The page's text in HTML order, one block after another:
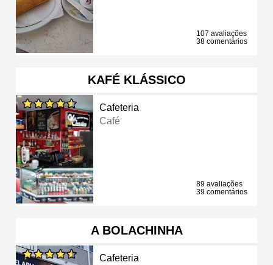
107 avaliações
38 comentários
KAFÉ KLÁSSICO
Cafeteria
Café
89 avaliações
39 comentários
A BOLACHINHA
Cafeteria